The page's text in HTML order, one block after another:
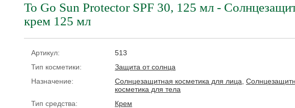
To Go Sun Protector SPF 30, 125 мл -
крем 125 мл
Артикул:
513
Тип косметики:
Защита от солнца
Назначение:
Солнцезащитная косметика для лица
косметика для тела
Тип средства:
Крем